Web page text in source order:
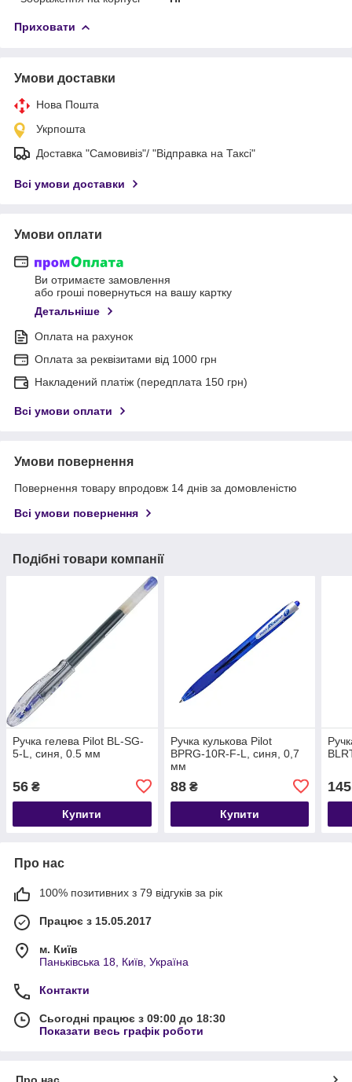
Приховати
Умови доставки
Нова Пошта
Укрпошта
Доставка "Самовивіз"/ "Відправка на Таксі"
Всі умови доставки
Умови оплати
Ви отримаєте замовлення
або гроші повернуться на вашу картку
Детальніше
Оплата на рахунок
Оплата за реквізитами від 1000 грн
Накладений платіж (передплата 150 грн)
Всі умови оплати
Умови повернення
Повернення товару впродовж 14 днів за домовленістю
Всі умови повернення
Подібні товари компанії
Ручка гелева Pilot BL-SG-
5-L, синя, 0.5 мм
56 ₴
Купити
Ручка кулькова Pilot
BPRG-10R-F-L, синя, 0,7
мм
88₴
Купити
145
Про нас
100% позитивних з 79 відгуків за рік
Працює з 15.05.2017
м. Київ
Паньківська 18, Київ, Україна
Контакти
Сьогодні працює з 09:00 до 18:30
Показати весь графік роботи